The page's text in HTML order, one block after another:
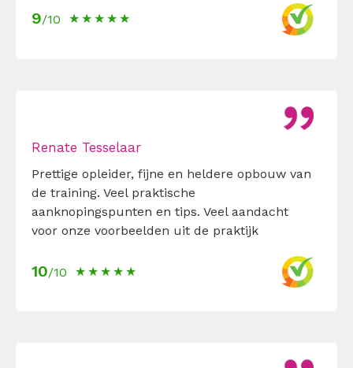
9/10
Renate Tesselaar
Prettige opleider, fijne en heldere opbouw van
de training. Veel praktische
aanknopingspunten en tips. Veel aandacht
voor onze voorbeelden uit de praktijk
10/10